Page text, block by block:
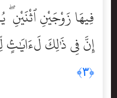
فِيهَا زَوْجَيْنِ ٱثْنَيْنِ
إِنَّ فِى ذَٰلِكَ لَءَايَٰتٍۢ
﴿٣﴾